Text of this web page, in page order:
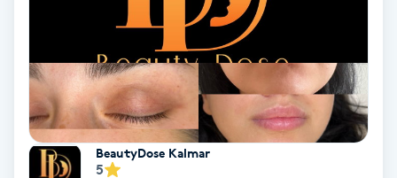
Friskvårdsmassage
Frisör
FunktionsanalysBeautyDose Kalmar
5